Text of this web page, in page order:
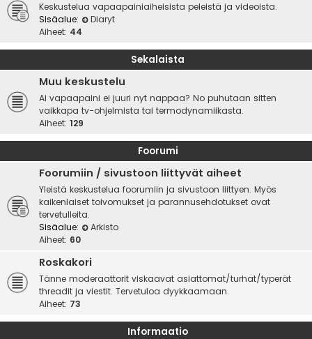
Keskustelua vapaapainiaiheisista peleistä ja videoista.
Sisäalue:
Diaryt
Aiheet: 44
Sekalaista
Muu keskustelu
Ai vapaapaini ei juuri nyt nappaa? No puhutaan sitten
vaikkapa tv-ohjelmista tai termodynamiikasta.
Aiheet: 129
Foorumi
Foorumiin / sivustoon liittyvät aiheet
Yleistä keskustelua foorumiin ja sivustoon liittyen. Myös
kaikenlaiset toivomukset ja parannusehdotukset ovat
tervetulleita.
Sisäalue:
Arkisto
Aiheet: 60
Roskakori
Tänne moderaattorit viskaavat asiattomat/turhat/typerät
threadit ja viestit. Tervetuloa dyykkaamaan.
Aiheet: 73
Informaatio